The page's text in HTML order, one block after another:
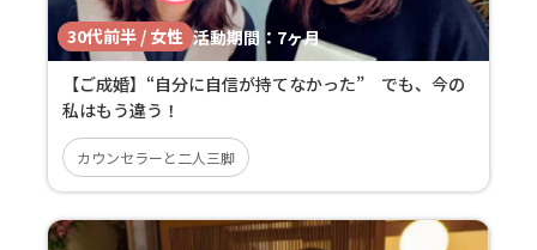
30代前半 / 女性 活動期間： 7ヶ月
【ご成婚】“自分に自信が持てなかった” でも、今の
私はもう違う！
カウンセラーと二人三脚